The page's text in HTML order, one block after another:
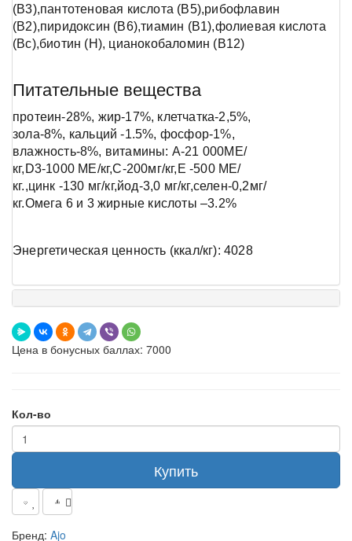
(В3),пантотеновая кислота (В5),рибофлавин
(В2),пиридоксин (В6),тиамин (В1),фолиевая кислота
(Вс),биотин (Н), цианокобаломин (В12)
Питательные вещества
протеин-28%, жир-17%, клетчатка-2,5%,
зола-8%, кальций -1.5%, фосфор-1%,
влажность-8%, витамины: А-21 000МЕ/
кг,D3-1000 МЕ/кг,С-200мг/кг,Е -500 МЕ/
кг.,цинк -130 мг/кг,йод-3,0 мг/кг,селен-0,2мг/
кг.Омега 6 и 3 жирные кислоты –3.2%
Энергетическая ценность (ккал/кг): 4028
Цена в бонусных баллах: 7000
Кол-во
Купить
Бренд: Ajo